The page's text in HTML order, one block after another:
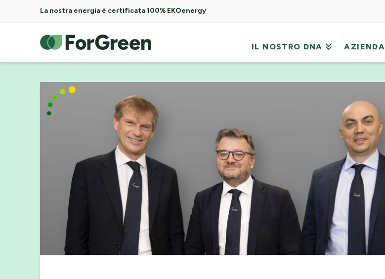
La nostra energia è certificata 100% EKOenergy
ForGreen
Spa
Società
Benefit
IL NOSTRO DNA AZIENDA